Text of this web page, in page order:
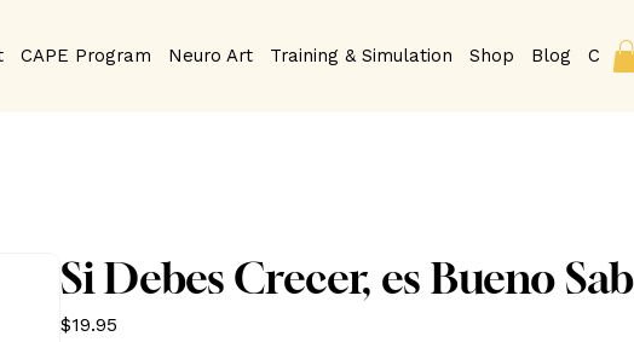
CAPE Program Neuro Art Training & Simulation Shop Blog
Si Debes Crecer, es Bueno
$19.95